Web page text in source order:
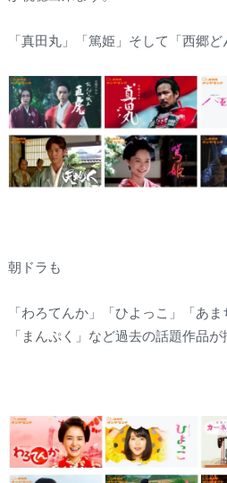
「真田丸」「篤姫」そして「西郷ど
朝ドラも
「わろてんか」「ひよっこ」「あ
「まんぷく」など過去の話題作品が